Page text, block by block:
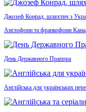
Джозеф Конрад, шляхтич з
Англофони та франкофони
День Державного Прапора
Англійська для українських